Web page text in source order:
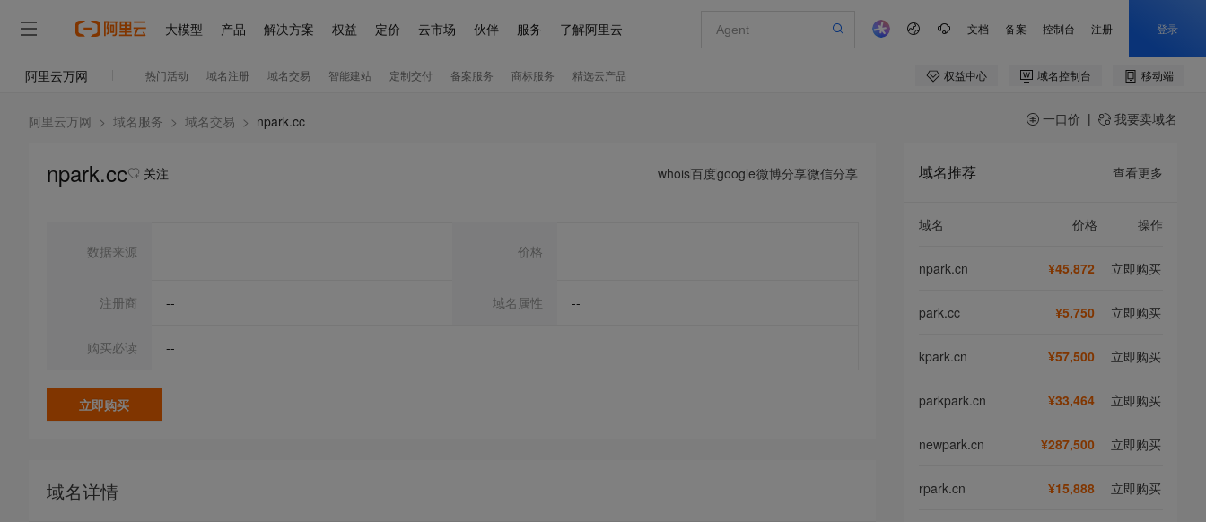
阿里云万网 > 域名服务 > 域名交易 > npark.cc 一口价 | 我要卖域名
npark.cc 关注 whois百度google微博分享微信分享
数据来源 价格
注册商 -- 域名属性 --
购买必读 --
立即购买
域名详情
域名推荐 查看更多
域名 价格 操作
npark.cn ¥45,872 立即购买
park.cc ¥5,750 立即购买
kpark.cn ¥57,500 立即购买
parkpark.cn ¥33,464 立即购买
newpark.cn ¥287,500 立即购买
rpark.cn ¥15,888 立即购买